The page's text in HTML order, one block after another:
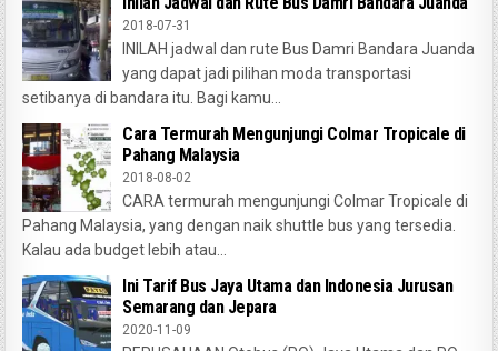
2018-07-31
INILAH jadwal dan rute Bus Damri Bandara Juanda
yang dapat jadi pilihan moda transportasi
setibanya di bandara itu. Bagi kamu...
Cara Termurah Mengunjungi Colmar Tropicale di
Pahang Malaysia
2018-08-02
CARA termurah mengunjungi Colmar Tropicale di
Pahang Malaysia, yang dengan naik shuttle bus yang tersedia.
Kalau ada budget lebih atau...
Ini Tarif Bus Jaya Utama dan Indonesia Jurusan
Semarang dan Jepara
2020-11-09